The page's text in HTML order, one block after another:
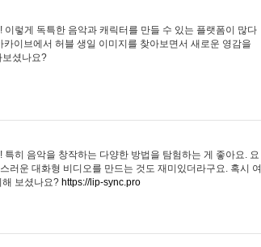
렇게 독특한 음악과 캐릭터를 만들 수 있는 플랫폼이 많다
이브에서 허블 생일 이미지를 찾아보면서 새로운 영감을
보셨나요?
히 음악을 창작하는 다양한 방법을 탐험하는 게 좋아요. 요
러운 대화형 비디오를 만드는 것도 재미있더라구요. 혹시 여
해 보셨나요? https://lip-sync.pro